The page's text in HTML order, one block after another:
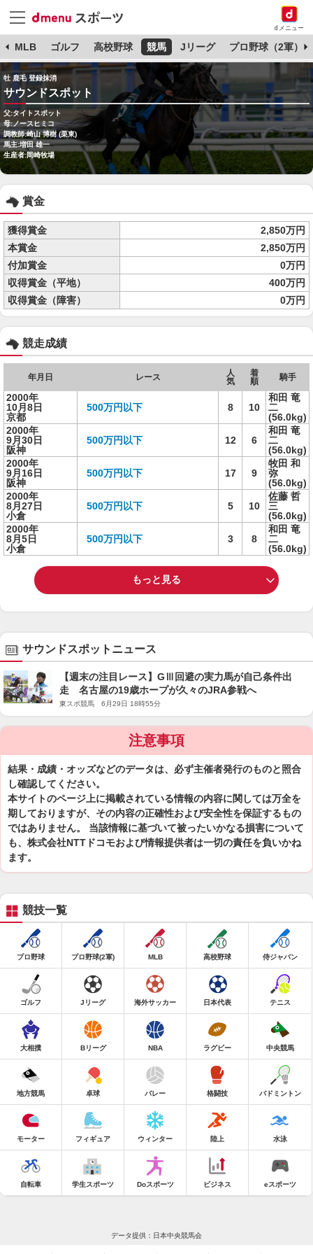
dメニュー
MLB ゴルフ 高校野球 競馬 Jリーグ プロ野球（2軍）
牡 鹿毛 登録抹消
サウンドスポット
父:タイトスポット
母:ノースヒミコ
調教師:崎山 博樹 (栗東)
馬主:増田 雄一
生産者:岡崎牧場
賞金
獲得賞金
2,850万円
本賞金
2,850万円
付加賞金
0万円
収得賞金（平地）
400万円
収得賞金（障害）
0万円
競走成績
年月日 レース
人
気
着
順
騎手
2000年
10月8日
京都
500万円以下 8 10
和田 竜
二
(56.0kg)
2000年
9月30日
阪神
500万円以下 12 6
和田 竜
二
(56.0kg)
2000年
9月16日
阪神
500万円以下 17 9
牧田 和
弥
(56.0kg)
2000年
8月27日
小倉
500万円以下 5 10
佐藤 哲
三
(56.0kg)
2000年
8月5日
小倉
500万円以下 3 8
和田 竜
二
(56.0kg)
もっと見る
サウンドスポットニュース
【週末の注目レース】GⅢ回避の実力馬が自己条件出
走 名古屋の19歳ホープが久々のJRA参戦へ
東スポ競馬 6月29日 18時55分
注意事項
結果・成績・オッズなどのデータは、必ず主催者発行のものと照合
し確認してください。
本サイトのページ上に掲載されている情報の内容に関しては万全を
期しておりますが、その内容の正確性および安全性を保証するもの
ではありません。 当該情報に基づいて被ったいかなる損害について
も、株式会社NTTドコモおよび情報提供者は一切の責任を負いかね
ます。
競技一覧
プロ野球 プロ野球(2軍) MLB 高校野球 侍ジャパン
ゴルフ Jリーグ 海外サッカー 日本代表 テニス
大相撲 Bリーグ NBA ラグビー 中央競馬
地方競馬 卓球 バレー 格闘技 バドミントン
モーター フィギュア ウィンター 陸上 水泳
自転車 学生スポーツ Doスポーツ ビジネス eスポーツ
データ提供：日本中央競馬会